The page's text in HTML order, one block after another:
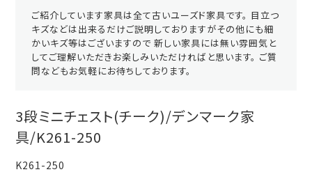
ご紹介しています家具は全て古いユーズド家具です。 目立つ
キズなどは出来るだけご説明しておりますがその他にも細
かいキズ等はございますので 新しい家具には無い雰囲気と
してご理解いただきお楽しみいただければと思います。 ご質
問などもお気軽にお待ちしております。
3段ミニチェスト(チーク)/デンマーク家
具/K261-250
K261-250